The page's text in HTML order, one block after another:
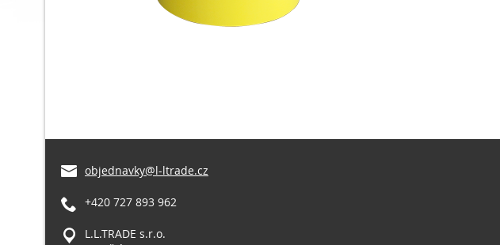
objednavky@l-ltrade.cz
+420 727 893 962
L.L.TRADE s.r.o.